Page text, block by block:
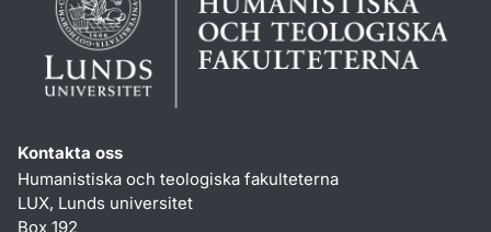
Kontakta oss
Humanistiska och teologiska fakulteterna
LUX, Lunds universitet
Box 192